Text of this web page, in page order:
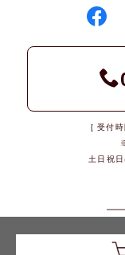
[ 受付
土日祝